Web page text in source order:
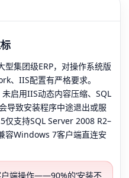
型集团级ERP，对操作系统版
、IIS配置有严格要求。
启用IIS动态内容压缩、SQL
导致安装程序中途退出或服
仅支持SQL Server 2008 R2–
容Windows 7客户端直连安
端操作——90%的‘安装不